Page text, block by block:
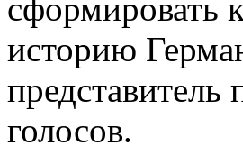
сформировать
историю
голосов.